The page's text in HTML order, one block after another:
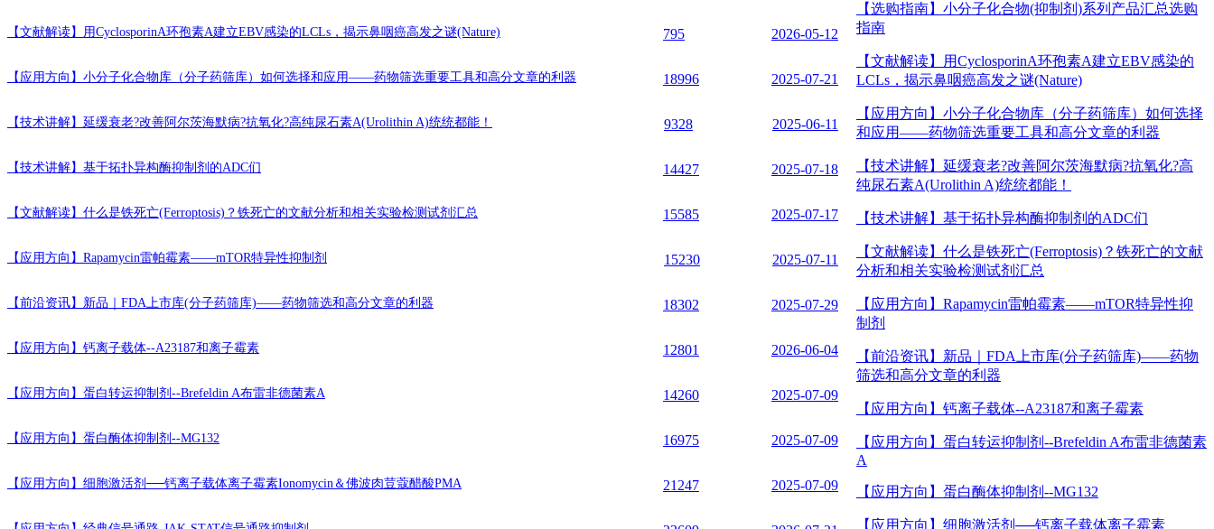
【文献解读】 用CyclosporinA环孢素A建立EBV感染的LCLs，揭示鼻咽癌高发之谜(Nature) 795 2026-05-12
【应用方向】 小分子化合物库（分子药筛库）如何选择和应用——药物筛选重要工具和高分文章的利器 18996 2025-07-21
【技术讲解】 延缓衰老?改善阿尔茨海默病?抗氧化?高纯尿石素A(Urolithin A)统统都能！ 9328 2025-06-11
【技术讲解】 基于拓扑异构酶抑制剂的ADC们 14427 2025-07-18
【文献解读】 什么是铁死亡(Ferroptosis)？铁死亡的文献分析和相关实验检测试剂汇总 15585 2025-07-17
【应用方向】 Rapamycin雷帕霉素——mTOR特异性抑制剂 15230 2025-07-11
【前沿资讯】 新品｜FDA上市库(分子药筛库)——药物筛选和高分文章的利器 18302 2025-07-29
【应用方向】 钙离子载体--A23187和离子霉素 12801 2026-06-04
【应用方向】 蛋白转运抑制剂--Brefeldin A布雷非德菌素A 14260 2025-07-09
【应用方向】 蛋白酶体抑制剂--MG132 16975 2025-07-09
【应用方向】 细胞激活剂──钙离子载体离子霉素Ionomycin＆佛波肉荳蔻醋酸PMA 21247 2025-07-09
【选购指南】 小分子化合物(抑制剂)系列产品汇总选购
指南
【文献解读】
用CyclosporinA环孢素A建立EBV感染的
LCLs，揭示鼻咽癌高发之谜(Nature)
【应用方向】 小分子化合物库（分子药筛库）如何选择
和应用——药物筛选重要工具和高分文章的利器
【技术讲解】 延缓衰老?改善阿尔茨海默病?抗氧化?高
纯尿石素A(Urolithin A)统统都能！
【技术讲解】 基于拓扑异构酶抑制剂的ADC们
【文献解读】 什么是铁死亡(Ferroptosis)？铁死亡的文献
分析和相关实验检测试剂汇总
【应用方向】 Rapamycin雷帕霉素——mTOR特异性抑
制剂
【前沿资讯】 新品｜FDA上市库(分子药筛库)——药物
筛选和高分文章的利器
【应用方向】 钙离子载体--A23187和离子霉素
【应用方向】 蛋白转运抑制剂--Brefeldin A布雷非德菌素
A
【应用方向】 蛋白酶体抑制剂--MG132
【应用方向】 细胞激活剂──钙离子载体离子霉素